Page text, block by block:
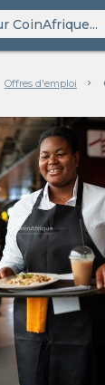
Offres d'emploi